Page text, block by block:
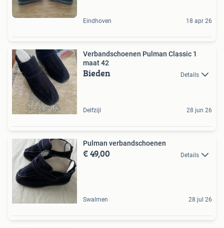
Eindhoven 18 apr 26
Verbandschoenen Pulman Classic 1
maat 42
Bieden Details
Delfzijl 28 jun 26
Pulman verbandschoenen
€ 49,00 Details
Swalmen 28 jul 26